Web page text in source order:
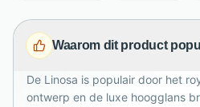
en de robuuste blokpoten
designkarakter. Met een
van 75 cm biedt deze
Waarom dit product
De Linosa is populair door het
ontwerp en de luxe hoogglans